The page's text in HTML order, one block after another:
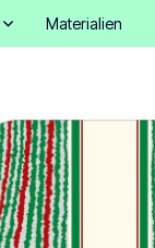
Materialien